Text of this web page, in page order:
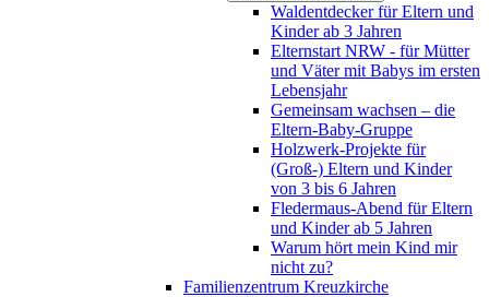
Waldentdecker für Eltern und
Kinder ab 3 Jahren
Elternstart NRW - für Mütter
und Väter mit Babys im ersten
Lebensjahr
Gemeinsam wachsen – die
Eltern-Baby-Gruppe
Holzwerk-Projekte für
(Groß-) Eltern und Kinder
von 3 bis 6 Jahren
Fledermaus-Abend für Eltern
und Kinder ab 5 Jahren
Warum hört mein Kind mir
nicht zu?
Familienzentrum Kreuzkirche